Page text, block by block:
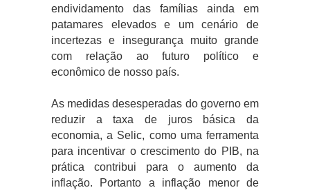
endividamento das famílias ainda em
patamares elevados e um cenário de
incertezas e insegurança muito grande
com relação ao futuro político e
econômico de nosso país.
As medidas desesperadas do governo em
reduzir a taxa de juros básica da
economia, a Selic, como uma ferramenta
para incentivar o crescimento do PIB, na
prática contribui para o aumento da
inflação. Portanto a inflação menor de